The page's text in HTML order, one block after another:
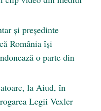
și președinte
România își
o parte din
la Aiud, în
Legii Vexler